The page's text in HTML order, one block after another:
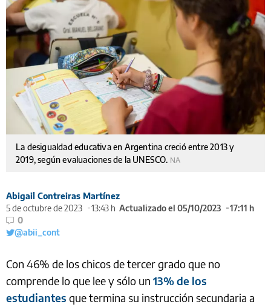
La desigualdad educativa en Argentina creció entre 2013 y
2019, según evaluaciones de la UNESCO. NA
Abigail Contreiras Martínez
5 de octubre de 2023
13:43 h Actualizado el 05/10/2023
17:11 h
0
@abii_cont
Con 46% de los chicos de tercer grado que no
comprende lo que lee y sólo un 13% de los
estudiantes que termina su instrucción secundaria a